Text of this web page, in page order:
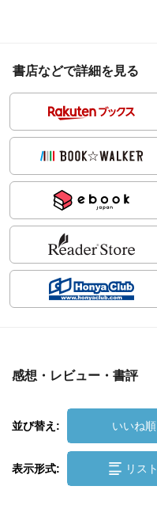
書店などで詳細を見る
感想・レビュー・書評
並び替え: いいね順
表示形式: リスト